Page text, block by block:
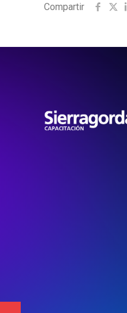
Compartir